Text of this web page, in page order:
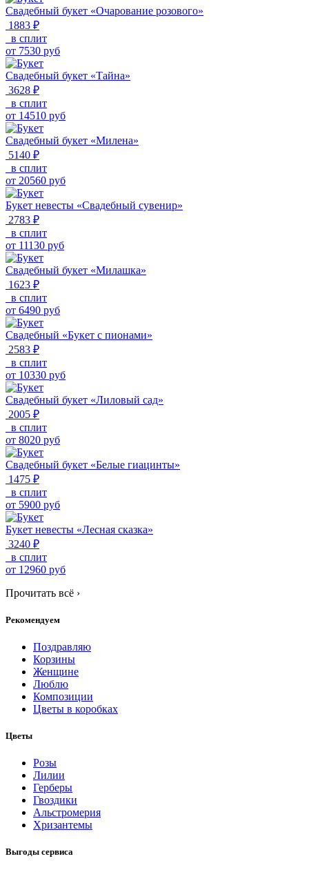
Свадебный букет «Очарование розового»
1883 ₽
в сплит
от 7530 руб
Свадебный букет «Тайна»
3628 ₽
в сплит
от 14510 руб
Свадебный букет «Милена»
5140 ₽
в сплит
от 20560 руб
Букет невесты «Свадебный сувенир»
2783 ₽
в сплит
от 11130 руб
Свадебный букет «Милашка»
1623 ₽
в сплит
от 6490 руб
Свадебный «Букет с пионами»
2583 ₽
в сплит
от 10330 руб
Свадебный букет «Лиловый сад»
2005 ₽
в сплит
от 8020 руб
Свадебный букет «Белые гиацинты»
1475 ₽
в сплит
от 5900 руб
Букет невесты «Лесная сказка»
3240 ₽
в сплит
от 12960 руб
Прочитать всё ›
Рекомендуем
Поздравляю
Корзины
Женщине
Люблю
Композиции
Цветы в коробках
Цветы
Розы
Лилии
Герберы
Гвоздики
Альстромерия
Хризантемы
Выгоды сервиса